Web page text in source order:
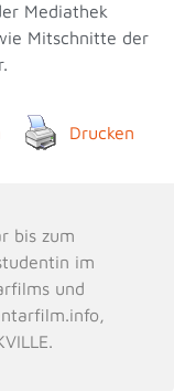
Mediathek
Mitschnitte der
Drucken
bis zum
im
und